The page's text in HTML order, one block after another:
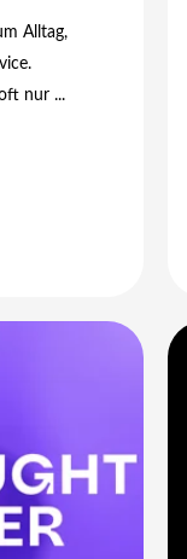
Alltag,
nur ...